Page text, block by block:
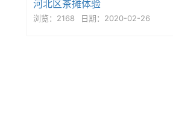
河北区茶摊体验
浏览：2168 日期：2020-02-26